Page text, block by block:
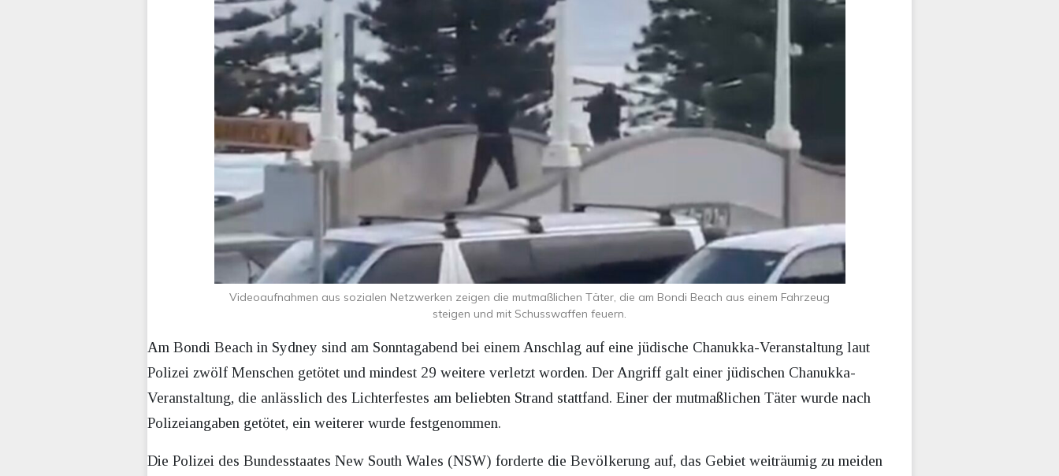
Videoaufnahmen aus sozialen Netzwerken zeigen die mutmaßlichen Täter, die am Bondi Beach aus einem Fahrzeug
steigen und mit Schusswaffen feuern.
Am Bondi Beach in Sydney sind am Sonntagabend bei einem Anschlag auf eine jüdische Chanukka-Veranstaltung laut
Polizei zwölf Menschen getötet und mindest 29 weitere verletzt worden. Der Angriff galt einer jüdischen Chanukka-
Veranstaltung, die anlässlich des Lichterfestes am beliebten Strand stattfand. Einer der mutmaßlichen Täter wurde nach
Polizeiangaben getötet, ein weiterer wurde festgenommen.
Die Polizei des Bundesstaates New South Wales (NSW) forderte die Bevölkerung auf, das Gebiet weiträumig zu meiden